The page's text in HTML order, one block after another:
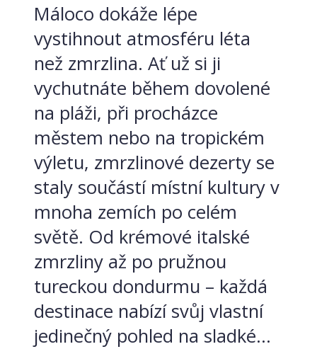
Máloco dokáže lépe
vystihnout atmosféru léta
než zmrzlina. Ať už si ji
vychutnáte během dovolené
na pláži, při procházce
městem nebo na tropickém
výletu, zmrzlinové dezerty se
staly součástí místní kultury v
mnoha zemích po celém
světě. Od krémové italské
zmrzliny až po pružnou
tureckou dondurmu – každá
destinace nabízí svůj vlastní
jedinečný pohled na sladké...